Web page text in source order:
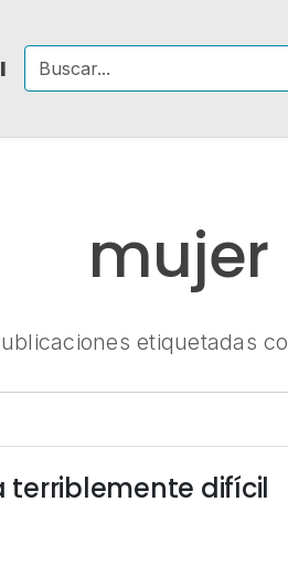
mujer
etiquetadas
terriblemente difícil